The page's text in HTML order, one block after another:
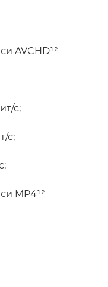
AVCHD¹²
с;
с;
MP4¹²